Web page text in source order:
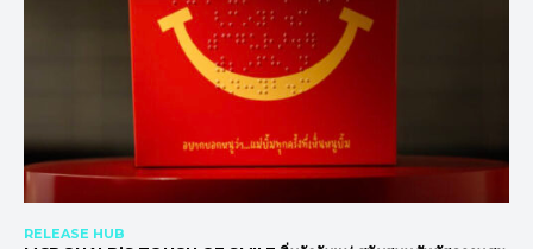
RELEASE HUB